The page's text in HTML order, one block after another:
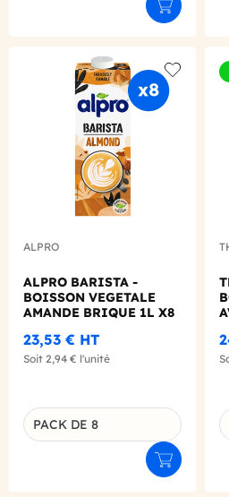
Ajouter au
Add to
ALPRO
ALPRO BARISTA -
BOISSON VEGETALE
AMANDE BRIQUE 1L X8
23,53 € HT
Soit 2,94 € l'unité
Déclinaison du produit
PACK DE 8
Ajouter au